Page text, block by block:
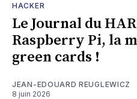
HACKER
Le Journal du
Raspberry Pi, la
green cards !
JEAN-EDOUARD REUGLEWICZ
8 juin 2026